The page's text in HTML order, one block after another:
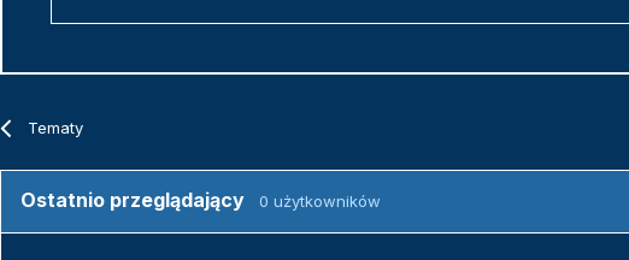
Tematy
Ostatnio przeglądający 0 użytkowników